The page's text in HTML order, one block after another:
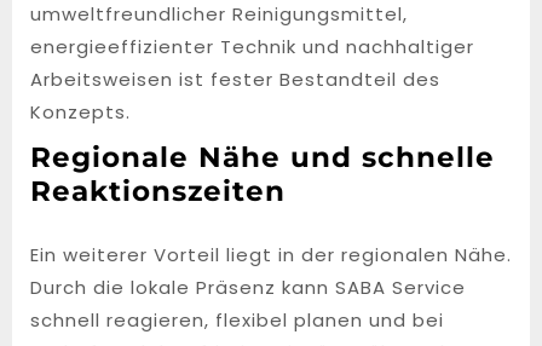
umweltfreundlicher Reinigungsmittel,
energieeffizienter Technik und nachhaltiger
Arbeitsweisen ist fester Bestandteil des
Konzepts.
Regionale Nähe und schnelle
Reaktionszeiten
Ein weiterer Vorteil liegt in der regionalen Nähe.
Durch die lokale Präsenz kann SABA Service
schnell reagieren, flexibel planen und bei